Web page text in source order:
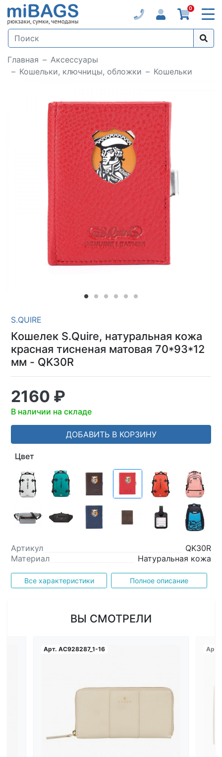
0
Главная
Аксессуары
Кошельки, ключницы, обложки
Кошельки
Loading...
S.QUIRE
Кошелек S.Quire, натуральная кожа
красная тисненая матовая 70*93*12
мм - QK30R
2160 ₽
В наличии на складе
ДОБАВИТЬ В КОРЗИНУ
Цвет
Артикул
QK30R
Материал
Натуральная кожа
Все характеристики Полное описание
ВЫ СМОТРЕЛИ
Арт. AC928287_1-16 Арт.